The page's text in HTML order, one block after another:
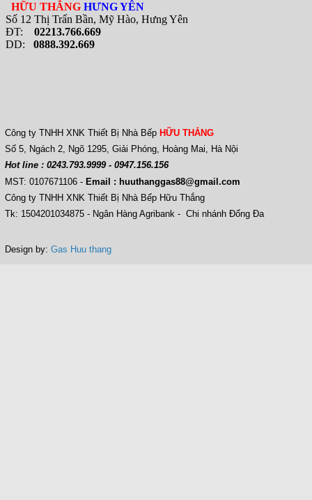
HỮU THẮNG HƯNG YÊN
Số 12 Thị Trấn Bần, Mỹ Hào, Hưng Yên
ĐT: 02213.766.669
DD: 0888.392.669
Công ty TNHH XNK Thiết Bị Nhà Bếp HỮU THẮNG
Số 5, Ngách 2, Ngõ 1295, Giải Phóng, Hoàng Mai, Hà Nội
Hot line : 0243.793.9999 - 0947.156.156
MST: 0107671106 - Email : huuthanggas88@gmail.com
Công ty TNHH XNK Thiết Bị Nhà Bếp Hữu Thắng
Tk: 1504201034875 - Ngân Hàng Agribank - Chi nhánh Đống Đa
Design by: Gas Huu thang